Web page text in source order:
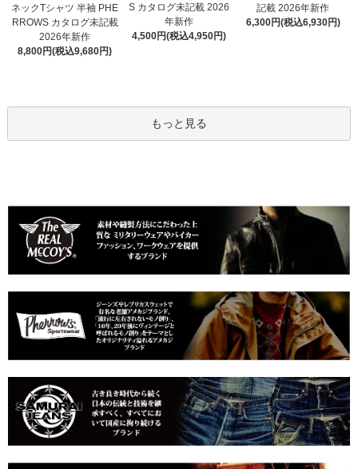
ネックTシャツ 半袖 PHE
RROWS カタログ未記載
2026年新作
8,800円(税込9,680円)
S カタログ未記載 2026
年新作
4,500円(税込4,950円)
記載 2026年新作
6,300円(税込6,930円)
もっと見る